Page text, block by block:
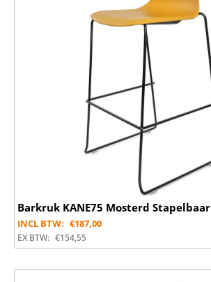
Barkruk KANE75 Mosterd Stapelbaar
INCL BTW: €187,00
EX BTW: €154,55